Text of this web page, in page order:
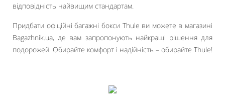
відповідність найвищим стандартам.
Придбати офіційні багажні бокси Thule ви можете в магазині
Bagazhnik.ua, де вам запропонують найкращі рішення для
подорожей. Обирайте комфорт і надійність – обирайте Thule!